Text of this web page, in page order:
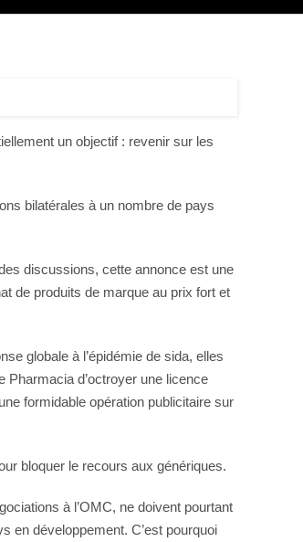
un objectif : revenir sur les
bilatérales à un nombre de pays
discussions, cette annonce est une
de produits de marque au prix fort et
globale à l’épidémie de sida, elles
Pharmacia d’octroyer une licence
formidable opération publicitaire sur
bloquer le recours aux génériques.
à l’OMC, ne doivent pourtant
en développement. C’est pourquoi